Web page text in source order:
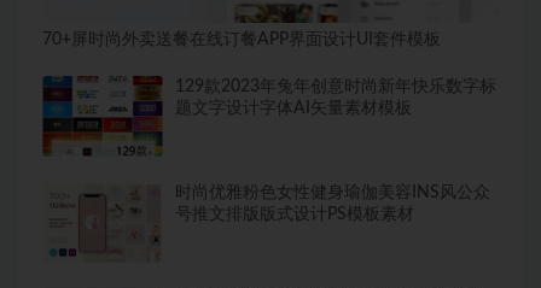
70+屏时尚外卖送餐在线订餐APP界面设计UI套件模板
129款2023年兔年创意时尚新年快乐数字标
题文字设计字体AI矢量素材模板
时尚优雅粉色女性健身瑜伽美容INS风公众
号推文排版版式设计PS模板素材